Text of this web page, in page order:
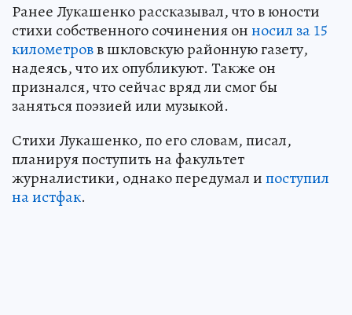
Ранее Лукашенко рассказывал, что в юности
стихи собственного сочинения онносил за 15
километровв шкловскую районную газету,
надеясь, что их опубликуют. Также он
признался, что сейчас вряд ли смог бы
заняться поэзией или музыкой.
Стихи Лукашенко, по его словам, писал,
планируя поступить на факультет
журналистики, однако передумал ипоступил
на истфак.